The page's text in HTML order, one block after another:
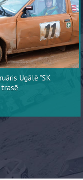
Ugālē "SK
trasē